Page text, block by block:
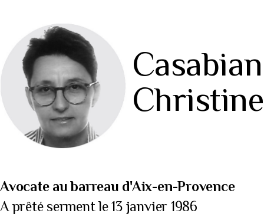
Christine
Avocate au barreau d'Aix-en-Provence
A prêté serment le 13 janvier 1986